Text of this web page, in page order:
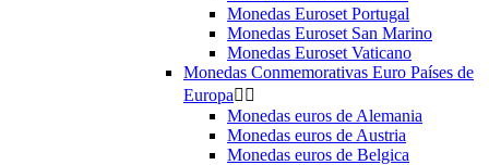
Monedas Euroset Portugal
Monedas Euroset San Marino
Monedas Euroset Vaticano
Monedas Conmemorativas Euro Países de
Europa 
Monedas euros de Alemania
Monedas euros de Austria
Monedas euros de Belgica